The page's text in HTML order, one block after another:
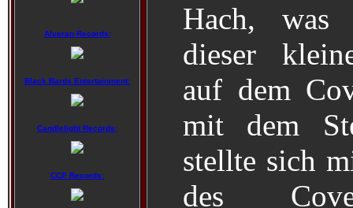
Alveran Records:
Black Bards Entertainment:
Candlelight Records:
CCP Records:
Hach, was
dieser
auf dem
mit dem
stellte sich
des